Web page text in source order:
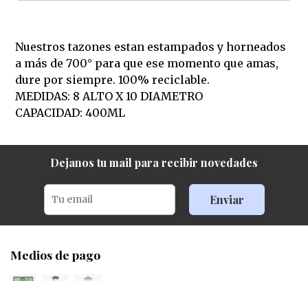
Nuestros tazones estan estampados y horneados
a más de 700° para que ese momento que amas,
dure por siempre. 100% reciclable.
MEDIDAS: 8 ALTO X 10 DIAMETRO
CAPACIDAD: 400ML
Dejanos tu mail para recibir novedades
Enviar
Medios de pago